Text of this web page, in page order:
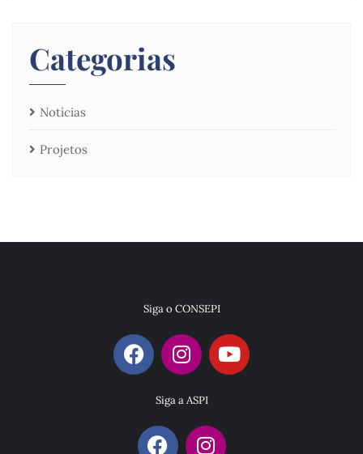
Categorias
Notícias
Projetos
Siga o CONSEPI
Siga a ASPI